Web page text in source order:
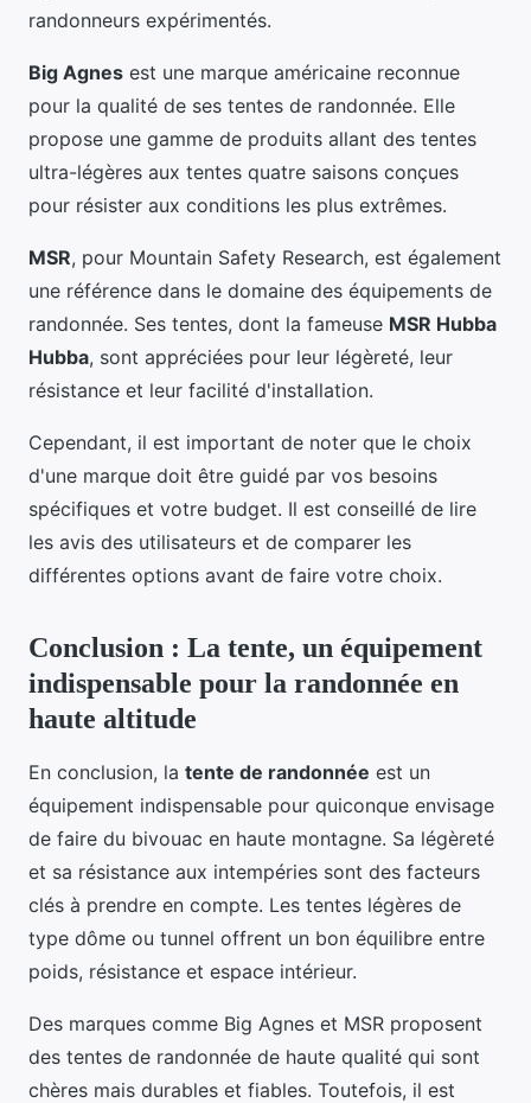
randonneurs expérimentés.
Big Agnes est une marque américaine reconnue
pour la qualité de ses tentes de randonnée. Elle
propose une gamme de produits allant des tentes
ultra-légères aux tentes quatre saisons conçues
pour résister aux conditions les plus extrêmes.
MSR, pour Mountain Safety Research, est également
une référence dans le domaine des équipements de
randonnée. Ses tentes, dont la fameuse MSR Hubba
Hubba, sont appréciées pour leur légèreté, leur
résistance et leur facilité d'installation.
Cependant, il est important de noter que le choix
d'une marque doit être guidé par vos besoins
spécifiques et votre budget. Il est conseillé de lire
les avis des utilisateurs et de comparer les
différentes options avant de faire votre choix.
Conclusion : La tente, un équipement
indispensable pour la randonnée en
haute altitude
En conclusion, la tente de randonnée est un
équipement indispensable pour quiconque envisage
de faire du bivouac en haute montagne. Sa légèreté
et sa résistance aux intempéries sont des facteurs
clés à prendre en compte. Les tentes légères de
type dôme ou tunnel offrent un bon équilibre entre
poids, résistance et espace intérieur.
Des marques comme Big Agnes et MSR proposent
des tentes de randonnée de haute qualité qui sont
chères mais durables et fiables. Toutefois, il est